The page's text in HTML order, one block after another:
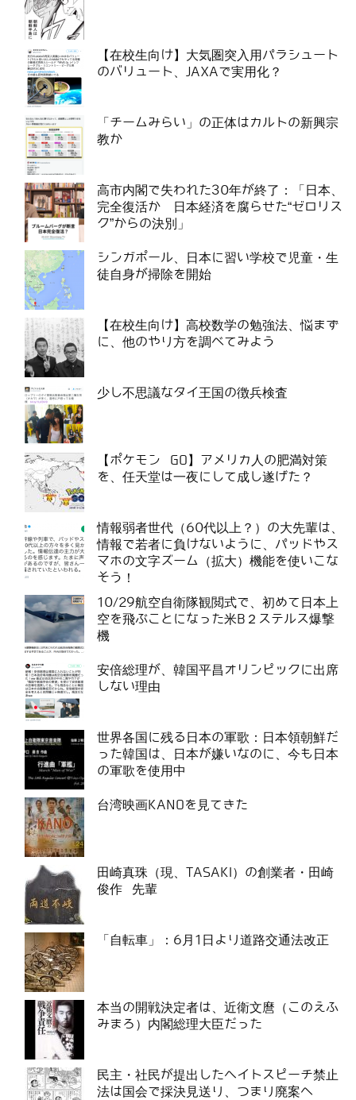
【在校生向け】大気圏突入用パラシュート
のバリュート、JAXAで実用化？
「チームみらい」の正体はカルトの新興宗
教か
高市内閣で失われた30年が終了：「日本、
完全復活か 日本経済を腐らせた“ゼロリス
ク”からの決別」
シンガポール、日本に習い学校で児童・生
徒自身が掃除を開始
【在校生向け】高校数学の勉強法、悩まず
に、他のやり方を調べてみよう
少し不思議なタイ王国の徴兵検査
【ポケモン GO】アメリカ人の肥満対策
を、任天堂は一夜にして成し遂げた？
情報弱者世代（60代以上？）の大先輩は、
情報で若者に負けないように、パッドやス
マホの文字ズーム（拡大）機能を使いこな
そう！
10/29航空自衛隊観閲式で、初めて日本上
空を飛ぶことになった米B２ステルス爆撃
機
安倍総理が、韓国平昌オリンピックに出席
しない理由
世界各国に残る日本の軍歌：日本領朝鮮だ
った韓国は、日本が嫌いなのに、今も日本
の軍歌を使用中
台湾映画KANOを見てきた
田崎真珠（現、TASAKI）の創業者・田崎
俊作 先輩
「自転車」：6月1日より道路交通法改正
本当の開戦決定者は、近衛文麿（このえふ
みまろ）内閣総理大臣だった
民主・社民が提出したヘイトスピーチ禁止
法は国会で採決見送り、つまり廃案へ